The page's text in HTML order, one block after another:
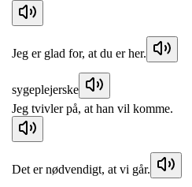
Jeg er glad for, at du er her.
sygeplejerske
Jeg tvivler på, at han vil komme.
Det er nødvendigt, at vi går.